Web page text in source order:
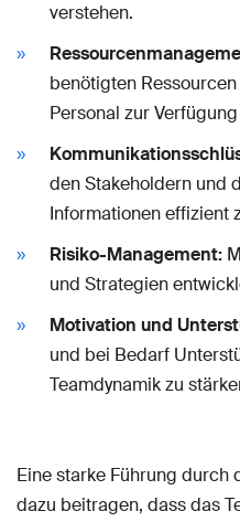
verstehen.
benötigten
Personal zur
den Stakeholdern und
Informationen effizient
Risiko-Management:
und Strategien
Motivation und
und bei Bedarf
Teamdynamik zu
Eine starke Führung durch
dazu beitragen, dass das